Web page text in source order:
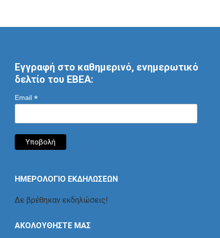
Εγγραφή στο καθημερινό, ενημερωτικό
δελτίο του ΕΒΕΑ:
Email *
ΗΜΕΡΟΛΟΓΙΟ ΕΚΔΗΛΩΣΕΩΝ
Δε βρέθηκαν εκδηλώσεις!
ΑΚΟΛΟΥΘΗΣΤΕ ΜΑΣ